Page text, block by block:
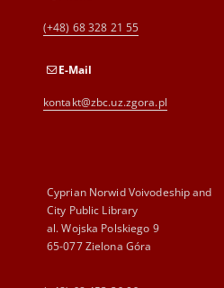
(+48) 68 328 21 55
E-Mail
kontakt@zbc.uz.zgora.pl
Cyprian Norwid Voivodeship and
City Public Library
al. Wojska Polskiego 9
65-077 Zielona Góra